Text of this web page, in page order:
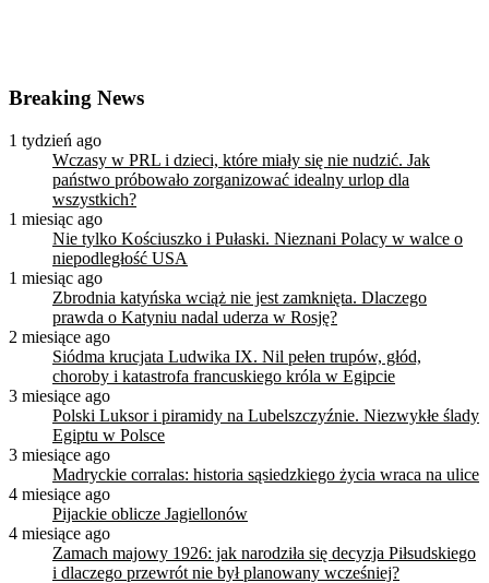
Breaking News
1 tydzień ago
Wczasy w PRL i dzieci, które miały się nie nudzić. Jak
państwo próbowało zorganizować idealny urlop dla
wszystkich?
1 miesiąc ago
Nie tylko Kościuszko i Pułaski. Nieznani Polacy w walce o
niepodległość USA
1 miesiąc ago
Zbrodnia katyńska wciąż nie jest zamknięta. Dlaczego
prawda o Katyniu nadal uderza w Rosję?
2 miesiące ago
Siódma krucjata Ludwika IX. Nil pełen trupów, głód,
choroby i katastrofa francuskiego króla w Egipcie
3 miesiące ago
Polski Luksor i piramidy na Lubelszczyźnie. Niezwykłe ślady
Egiptu w Polsce
3 miesiące ago
Madryckie corralas: historia sąsiedzkiego życia wraca na ulice
4 miesiące ago
Pijackie oblicze Jagiellonów
4 miesiące ago
Zamach majowy 1926: jak narodziła się decyzja Piłsudskiego
i dlaczego przewrót nie był planowany wcześniej?